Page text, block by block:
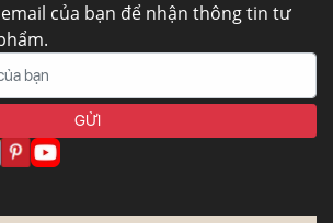
của bạn để nhận thông tin tư